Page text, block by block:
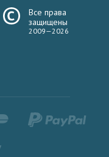
Все права
защищены
2009—2026